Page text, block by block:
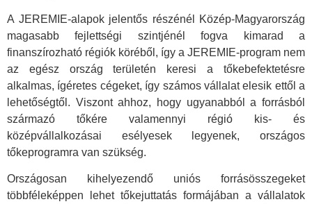
A JEREMIE-alapok jelentős részénél Közép-Magyarország
magasabb fejlettségi szintjénél fogva kimarad a
finanszírozható régiók köréből, így a JEREMIE-program nem
az egész ország területén keresi a tőkebefektetésre
alkalmas, ígéretes cégeket, így számos vállalat elesik ettől a
lehetőségtől. Viszont ahhoz, hogy ugyanabból a forrásból
származó tőkére valamennyi régió kis- és
középvállalkozásai esélyesek legyenek, országos
tőkeprogramra van szükség.
Országosan kihelyezendő uniós forrásösszegeket
többféleképpen lehet tőkejuttatás formájában a vállalatok